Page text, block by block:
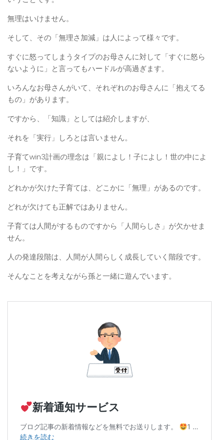
無理はいけません。
そして、その「無理さ加減」は人によって様々です。
すぐに怒ってしまうタイプのお母さんに対して「すぐに怒ら
ないように」と言ってもハードルが高過ぎます。
いろんなお母さんがいて、それぞれのお母さんに「抱えてる
もの」があります。
ですから、「知識」としては紹介しますが、
それを「実行」しろとは言いません。
子育てwin3計画の理念は「親によし！子によし！世の中によ
し！」です。
どれかが欠けた子育ては、どこかに「無理」があるのです。
どれが欠けても正解ではありません。
子育ては人間がするものですから「人間らしさ」が欠かせま
せん。
人の発達段階は、人間が人間らしく成長していく階段です。
そんなことを考えながら孫と一緒に遊んでいます。